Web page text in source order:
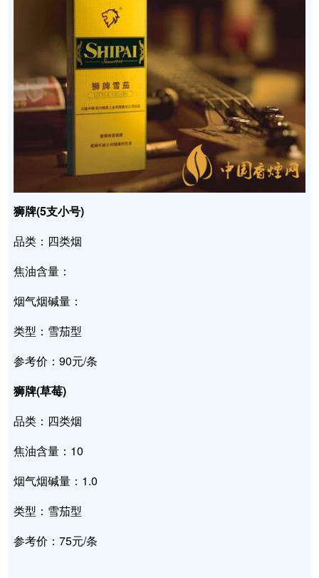
狮牌(5支小号)
品类：四类烟
焦油含量：
烟气烟碱量：
类型：雪茄型
参考价：90元/条
狮牌(草莓)
品类：四类烟
焦油含量：10
烟气烟碱量：1.0
类型：雪茄型
参考价：75元/条